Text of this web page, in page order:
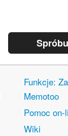
Funkcje:
Memotoo
Pomoc on-
Wiki